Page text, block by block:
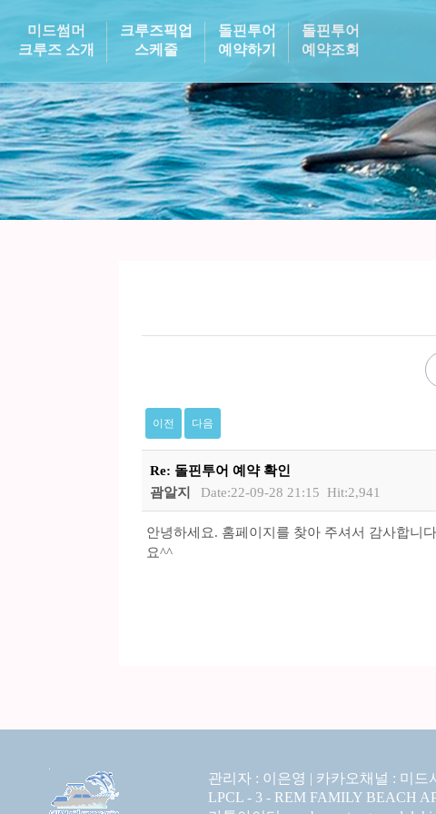
미드썸머
크루즈 소개
크루즈픽업
스케줄
돌핀투어
예약하기
돌핀투어
예약조회
이전 다음
Re: 돌핀투어 예약 확인
괌알지
Date:22-09-28 21:15 Hit:2,941
안녕하세요. 홈페이지를 찾아 주셔서 감사합니
요^^
관리자 : 이은영 | 카카오채널 : 미드
LPCL - 3 - REM FAMILY BEACH